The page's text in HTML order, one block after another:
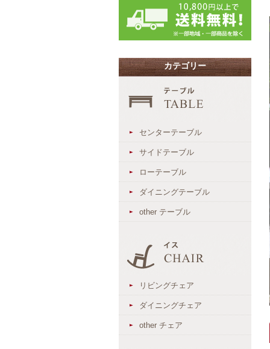
カテゴリー
センターテーブル
サイドテーブル
ローテーブル
ダイニングテーブル
other テーブル
リビングチェア
ダイニングチェア
other チェア